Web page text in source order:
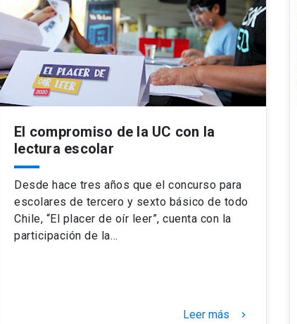
El compromiso de la UC con la
lectura escolar
Desde hace tres años que el concurso para
escolares de tercero y sexto básico de todo
Chile, “El placer de oír leer”, cuenta con la
participación de la…
Leer más keyboard_arrow_right